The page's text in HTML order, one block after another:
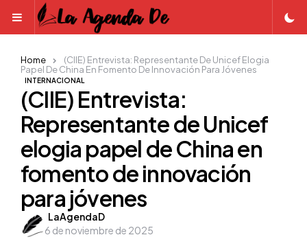
Menu
INTERNACIONAL
(CIIE) Entrevista:
Representante de Unicef
elogia papel de China en
fomento de innovación
para jóvenes
Posted
by
LaAgendaD
6 de noviembre de 2025
Home
(CIIE) Entrevista: Representante De Unicef Elogia
Papel De China En Fomento De Innovación Para Jóvenes